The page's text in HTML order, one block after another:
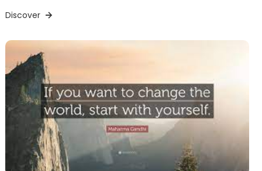
Discover